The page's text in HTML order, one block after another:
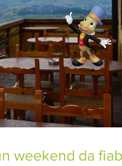
weekend da fiaba